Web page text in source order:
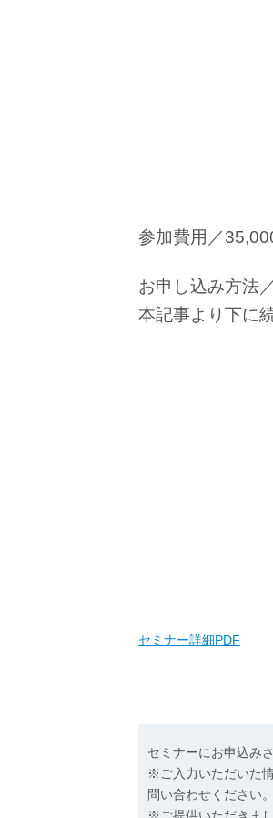
参加費用／
お申し込み方法／
本記事より下に
セミナー詳細PDF
セミナーにお申込み
※ご入力いただいた
問い合わせください。
※ご提供いただきま